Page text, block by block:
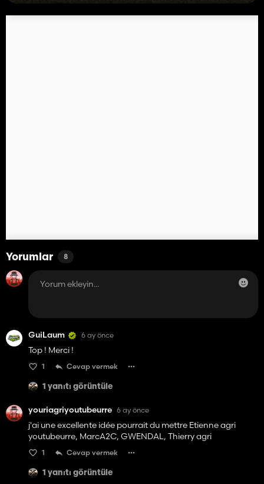
Yorumlar 8
GuiLaum 6 ay önce
Top ! Merci !
1 Cevap vermek
1 yanıtı görüntüle
youriagriyoutubeurre 6 ay önce
j'ai une excellente idée pourrait du mettre Etienne agri
youtubeurre, MarcA2C, GWENDAL, Thierry agri
1 Cevap vermek
1 yanıtı görüntüle